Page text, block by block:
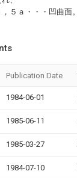
５ａ・・・凹曲面。
Publication Date
1984-06-01
1985-06-11
1985-03-27
1984-07-10